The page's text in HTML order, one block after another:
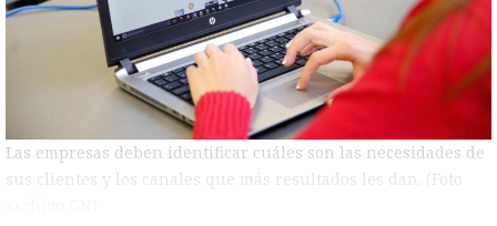
Las empresas deben identificar cuáles son las necesidades de
sus clientes y los canales que más resultados les dan. (Foto